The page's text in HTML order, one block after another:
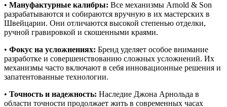
• Мануфактурные калибры: Все механизмы Arnold & Son
разрабатываются и собираются вручную в их мастерских в
Швейцарии. Они отличаются высокой степенью отделки,
ручной гравировкой и скошенными краями.
• Фокус на усложнениях: Бренд уделяет особое внимание
разработке и совершенствованию сложных усложнений. Их
механизмы часто включают в себя инновационные решения и
запатентованные технологии.
• Точность и надежность: Наследие Джона Арнольда в
области точности продолжает жить в современных часах